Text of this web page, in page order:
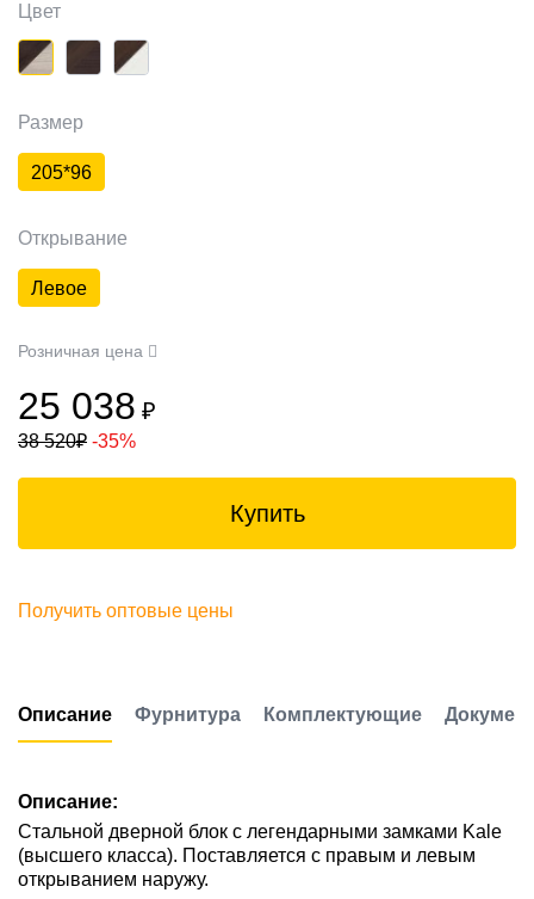
Цвет
Размер
205*96
Открывание
Левое
Розничная цена
25 038 ₽
38 520₽ -35%
Купить
Получить оптовые цены
Описание Фурнитура Комплектующие
Описание:
Стальной дверной блок с легендарными замками Kale
(высшего класса). Поставляется с правым и левым
открыванием наружу.